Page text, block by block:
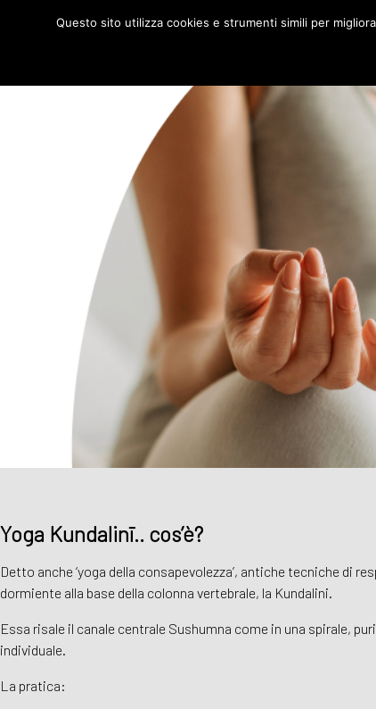
Yoga Kundalinī.. cos’è?
Detto anche ‘yoga della consapevolezza’, antiche tecniche di
dormiente alla base della colonna vertebrale, la Kundalini.
Essa risale il canale centrale Sushumna come in una spirale,
individuale.
La pratica:
Questo sito utilizza cookies e strumenti simili per